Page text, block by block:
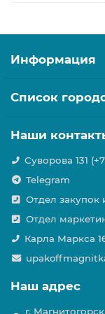
Информация
Список
Наши
Суворова 131
Telegram
Отдел закупок
Отдел
Карла Маркса
Наш адрес
г.